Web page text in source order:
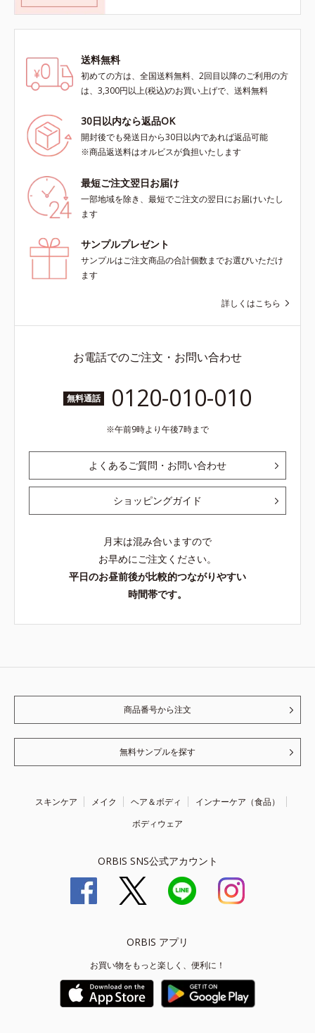
送料無料
初めての方は、全国送料無料、2回目以降のご利用の方
は、3,300円以上(税込)のお買い上げで、送料無料
30日以内なら返品OK
開封後でも発送日から30日以内であれば返品可能
※商品返送料はオルビスが負担いたします
最短ご注文翌日お届け
一部地域を除き、最短でご注文の翌日にお届けいたし
ます
サンプルプレゼント
サンプルはご注文商品の合計個数までお選びいただけ
ます
詳しくはこちら
お電話でのご注文・お問い合わせ
無料通話 0120-010-010
午前9時より午後7時まで
よくあるご質問・お問い合わせ
ショッピングガイド
月末は混み合いますので
お早めにご注文ください。
平日のお昼前後が比較的つながりやすい
時間帯です。
商品番号から注文
無料サンプルを探す
スキンケア メイク ヘア＆ボディ
インナーケア（食品）
ボディウェア
ORBIS SNS公式アカウント
ORBIS アプリ
お買い物をもっと楽しく、便利に！